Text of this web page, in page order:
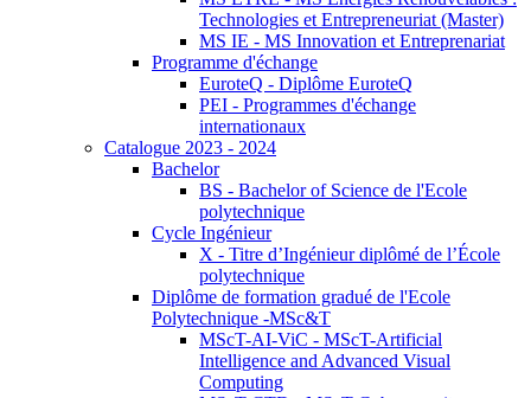
Technologies et Entrepreneuriat (Master)
MS IE - MS Innovation et Entreprenariat
Programme d'échange
EuroteQ - Diplôme EuroteQ
PEI - Programmes d'échange
internationaux
Catalogue 2023 - 2024
Bachelor
BS - Bachelor of Science de l'Ecole
polytechnique
Cycle Ingénieur
X - Titre d’Ingénieur diplômé de l’École
polytechnique
Diplôme de formation gradué de l'Ecole
Polytechnique -MSc&T
MScT-AI-ViC - MScT-Artificial
Intelligence and Advanced Visual
Computing